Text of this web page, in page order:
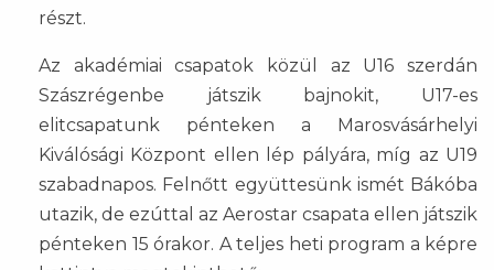
részt.
Az akadémiai csapatok közül az U16 szerdán
Szászrégenbe játszik bajnokit, U17-es
elitcsapatunk pénteken a Marosvásárhelyi
Kiválósági Központ ellen lép pályára, míg az U19
szabadnapos. Felnőtt együttesünk ismét Bákóba
utazik, de ezúttal az Aerostar csapata ellen játszik
pénteken 15 órakor. A teljes heti program a képre